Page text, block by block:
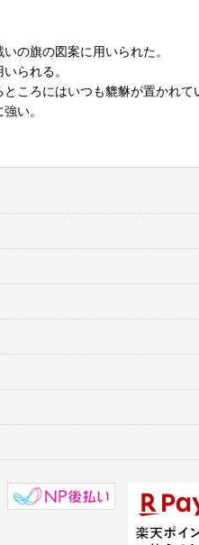
の旗の図案に用いられた。
られる。
ころにはいつも貔貅が置かれ
い。